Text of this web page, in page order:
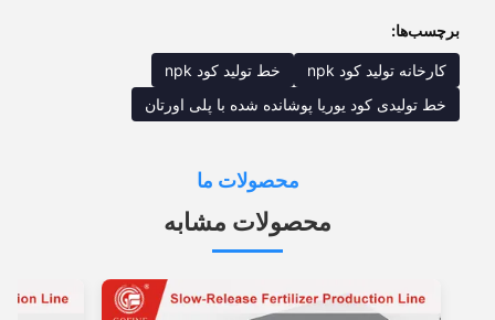
برچسب‌ها:
کارخانه تولید کود npk
خط تولید کود npk
خط تولیدی کود یوریا پوشانده شده با پلی اورتان
محصولات ما
محصولات مشابه